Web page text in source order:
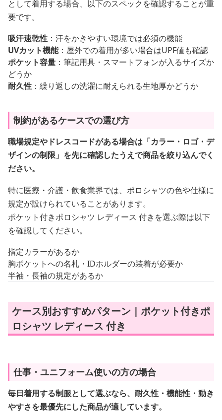
として着用する場合、以下のスペックを確認することが重
要です。
吸汗速乾性 ：汗をかきやすい環境では必須の機能
UVカット機能：屋外での着用が多い場合はUPF値も確認
ポケット容量 ：筆記用具・スマートフォンが入るサイズか
どうか
耐久性 ：繰り返しの洗濯に耐えられる生地厚かどうか
制約があるケースでの選び方
職場規定やドレスコードがある場合は「カラー・ロゴ・デ
ザインの制限」を先に確認したうえで商品を絞り込んでく
ださい。
特に医療・介護・飲食業界では、ポロシャツの色や仕様に
規定が設けられていることがあります。
ポケット付きポロシャツ レディース 付きを選ぶ際は以下
を確認してください。
指定カラーがあるか
胸ポケットへの名札・IDホルダーの装着が必要か
半袖・長袖の規定があるか
ケース別おすすめパターン｜ポケット付きポ
ロシャツ レディース 付き
仕事・ユニフォーム使いの方の場合
毎日着用する制服として選ぶなら、耐久性・機能性・動き
やすさを最優先にした商品が適しています。